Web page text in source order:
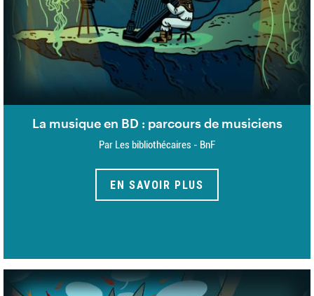
La musique en BD : parcours de musiciens
Par Les bibliothécaires - BnF
EN SAVOIR PLUS